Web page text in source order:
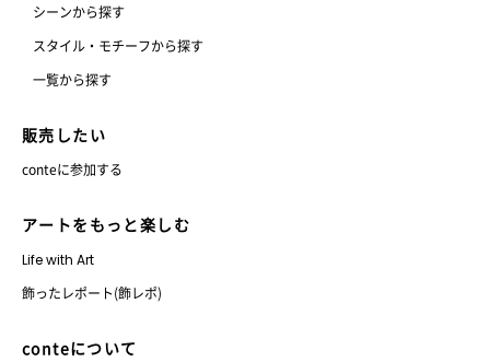
シーンから探す
スタイル・モチーフから探す
一覧から探す
販売したい
conteに参加する
アートをもっと楽しむ
Life with Art
飾ったレポート(飾レポ)
conteについて